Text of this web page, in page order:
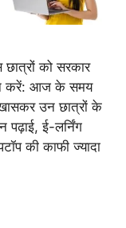
को सरकार
करें: आज के समय
उन छात्रों के
ई-लर्निंग
की काफी ज्यादा